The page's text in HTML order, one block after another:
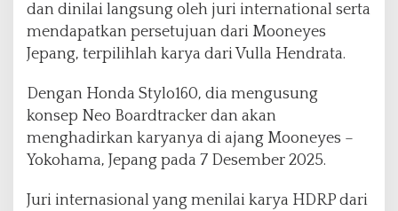
g
M
o
i
k
a
dan dinilai langsung oleh juri international serta
mendapatkan persetujuan dari Mooneyes
Jepang, terpilihlah karya dari Vulla Hendrata.
Dengan Honda Stylo160, dia mengusung
konsep Neo Boardtracker dan akan
menghadirkan karyanya di ajang Mooneyes –
Yokohama, Jepang pada 7 Desember 2025.
Juri internasional yang menilai karya HDRP dari